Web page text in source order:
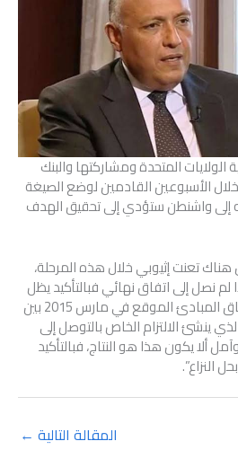
الولايات المتحدة ومشاركتها والبنك
خلال الأسبوعين القادمين لوضع الصيغة
إلى واشنطن ستؤدي إلى تحقيق الهدف
تعنت إثيوبي خلال هذه المرحلة،
لم نصل إلى اتفاق نهائي فبالتأكيد يظل
مفعول المواد الخاصة باتفاق المبادئ الموقع في مارس 2015 بين
ينشئ الالتزام الخاص بالتوصل إلى
ألا يكون هذا هو النتاج، فبالتأكيد
النزاع”.
المقالة التالية ←